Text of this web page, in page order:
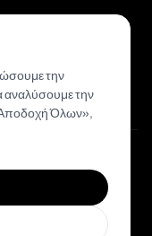
την
αναλύσουμε την
Όλων»,